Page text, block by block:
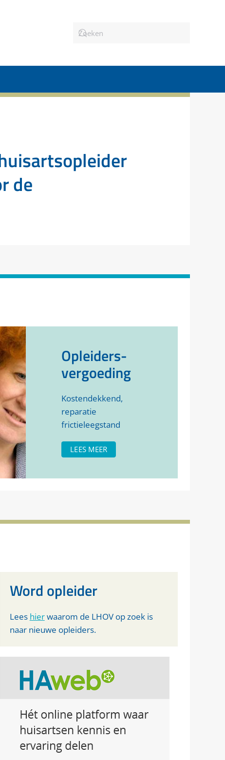
de
Opleiders-
vergoeding
Kostendekkend,
reparatie
frictieleegstand
LEES MEER
Word opleider
Lees hierwaarom de LHOV op zoek is
naar nieuwe opleiders.